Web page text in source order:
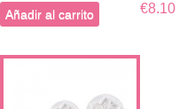
€8.10
Añadir al carrito